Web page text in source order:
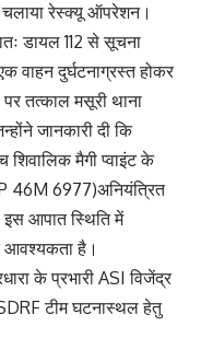
रेस्क्यू ऑपरेशन।
डायल 112 से सूचना
वाहन दुर्घटनाग्रस्त होकर
तत्काल मसूरी थाना
जानकारी दी कि
मैगी प्वाइंट के
46M 6977)अनियंत्रित
इस आपात स्थिति में
आवश्यकता है।
के प्रभारी ASI विजेंद्र
टीम घटनास्थल हेतु